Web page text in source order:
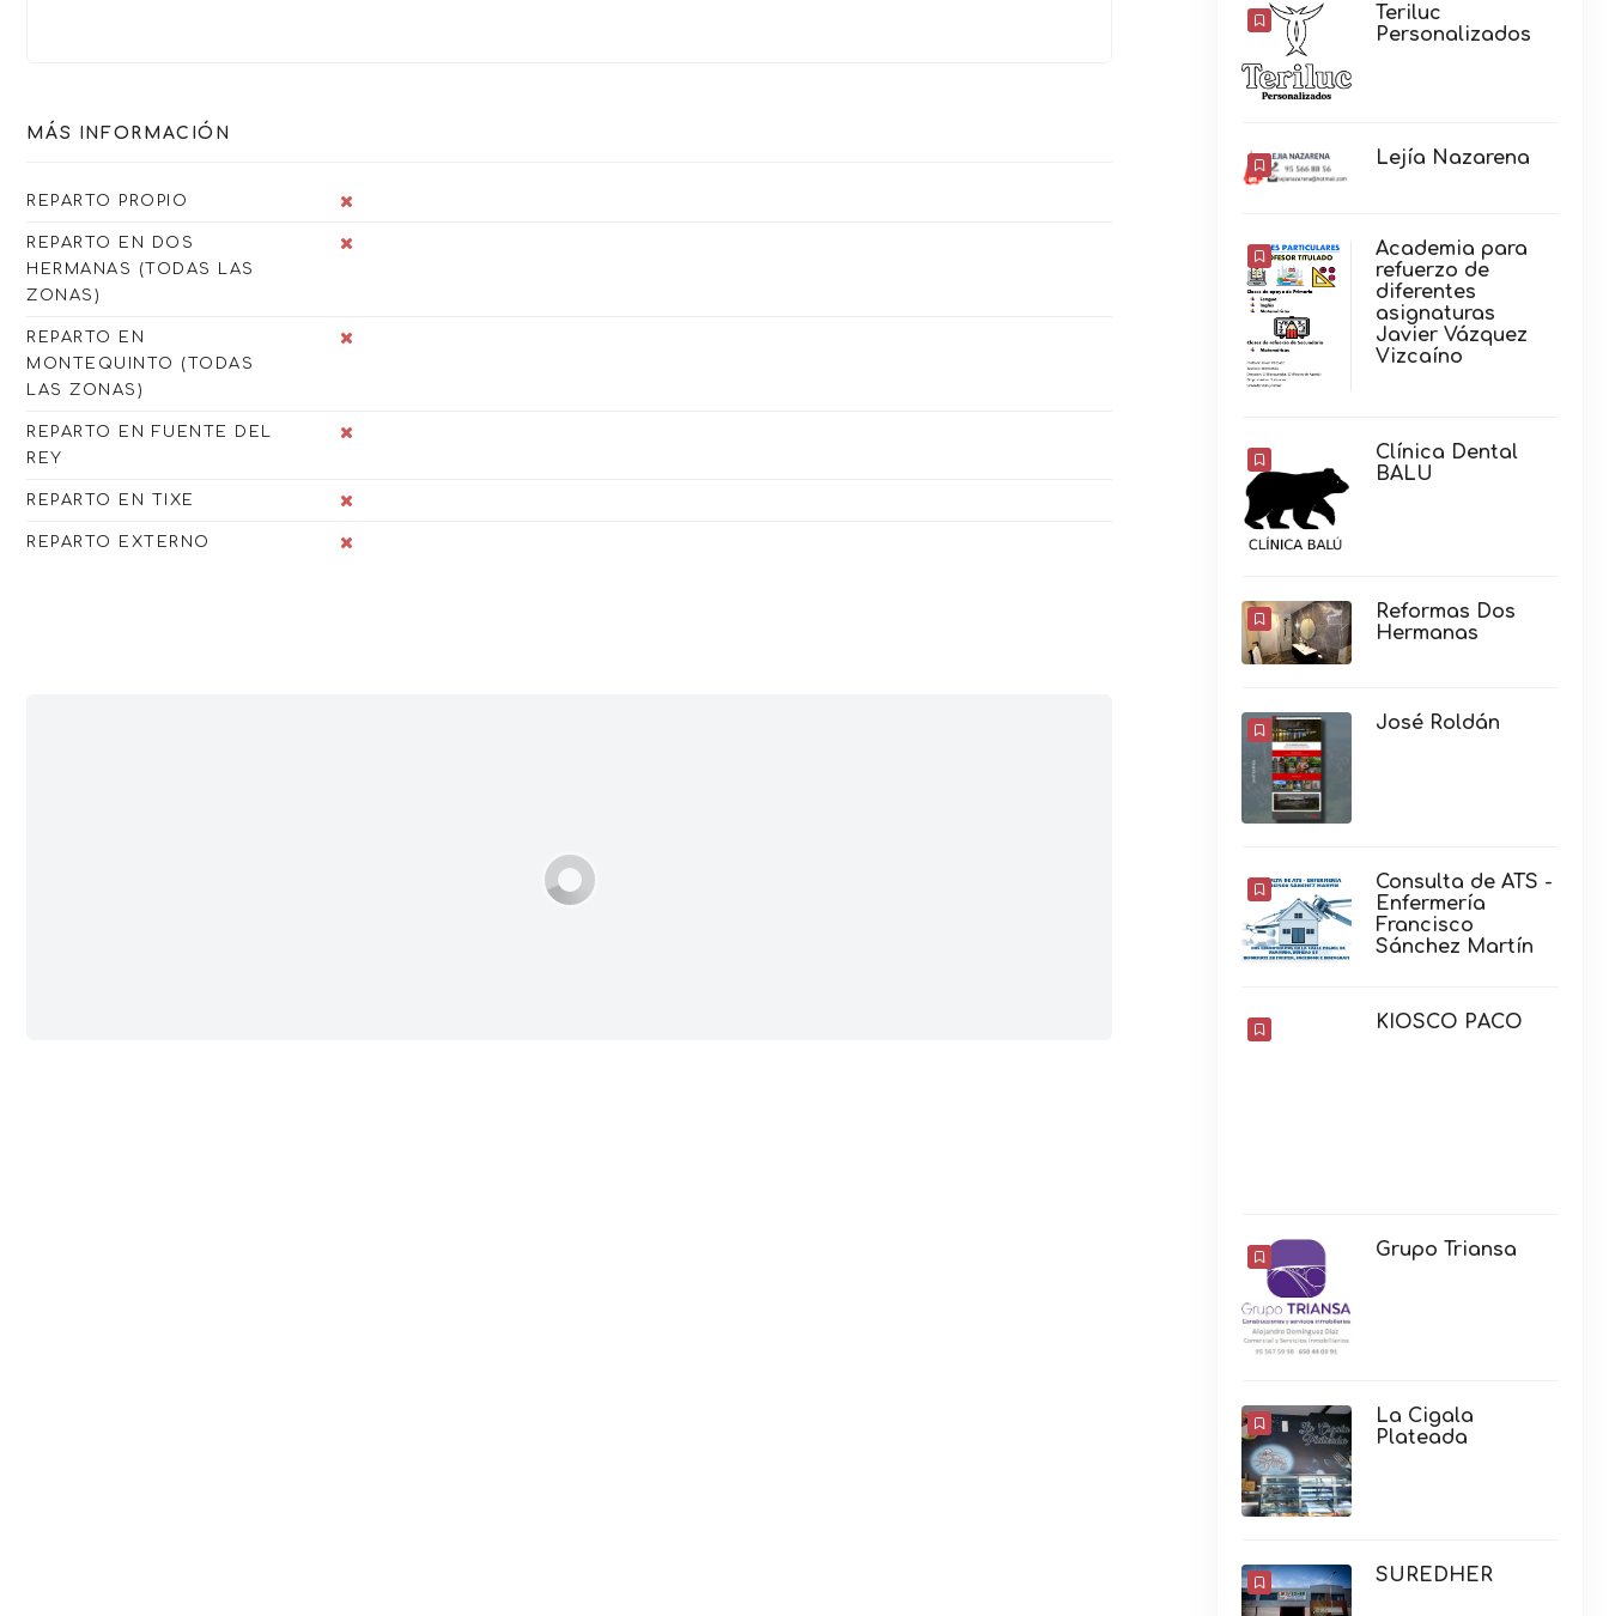
MÁS INFORMACIÓN
REPARTO PROPIO
REPARTO EN DOS
HERMANAS (TODAS LAS
ZONAS)
REPARTO EN
MONTEQUINTO (TODAS
LAS ZONAS)
REPARTO EN FUENTE DEL
REY
REPARTO EN TIXE
REPARTO EXTERNO
Teriluc
Personalizados
Lejía Nazarena
Academia para
refuerzo de
diferentes
asignaturas
Javier Vázquez
Vizcaíno
Clínica Dental
BALU
Reformas Dos
Hermanas
José Roldán
Consulta de ATS -
Enfermería
Francisco
Sánchez Martín
KIOSCO PACO
Grupo Triansa
La Cigala
Plateada
SUREDHER